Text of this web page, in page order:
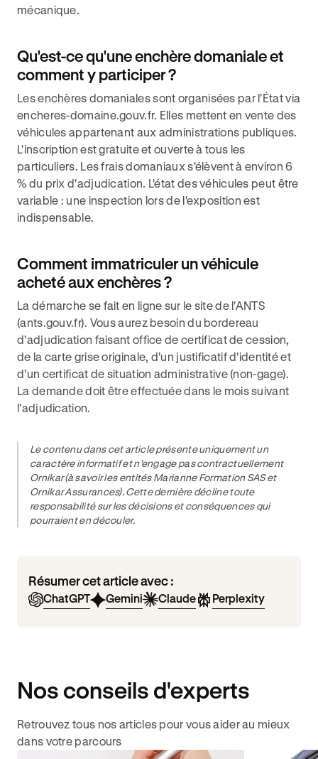
mécanique.
Qu'est-ce qu'une enchère domaniale et
comment y participer ?
Les enchères domaniales sont organisées par l'État via
encheres-domaine.gouv.fr. Elles mettent en vente des
véhicules appartenant aux administrations publiques.
L'inscription est gratuite et ouverte à tous les
particuliers. Les frais domaniaux s'élèvent à environ 6
% du prix d'adjudication. L'état des véhicules peut être
variable : une inspection lors de l'exposition est
indispensable.
Comment immatriculer un véhicule
acheté aux enchères ?
La démarche se fait en ligne sur le site de l'ANTS
(ants.gouv.fr). Vous aurez besoin du bordereau
d'adjudication faisant office de certificat de cession,
de la carte grise originale, d'un justificatif d'identité et
d'un certificat de situation administrative (non-gage).
La demande doit être effectuée dans le mois suivant
l'adjudication.
Le contenu dans cet article présente uniquement un
caractère informatif et n’engage pas contractuellement
Ornikar (à savoir les entités Marianne Formation SAS et
Ornikar Assurances). Cette dernière décline toute
responsabilité sur les décisions et conséquences qui
pourraient en découler.
Résumer cet article avec :
ChatGPT Gemini Claude Perplexity
Nos conseils d'experts
Retrouvez tous nos articles pour vous aider au mieux
dans votre parcours